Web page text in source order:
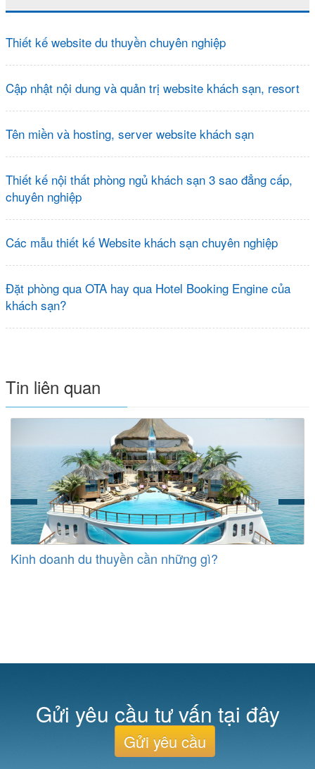
Thiết kế website du thuyền chuyên nghiệp
Cập nhật nội dung và quản trị website khách sạn, resort
Tên miền và hosting, server website khách sạn
Thiết kế nội thất phòng ngủ khách sạn 3 sao đẳng cấp,
chuyên nghiệp
Các mẫu thiết kế Website khách sạn chuyên nghiệp
Đặt phòng qua OTA hay qua Hotel Booking Engine của
khách sạn?
Tin liên quan
Kinh doanh du thuyền cần những gì?
Gửi yêu cầu tư vấn tại đây
Gửi yêu cầu